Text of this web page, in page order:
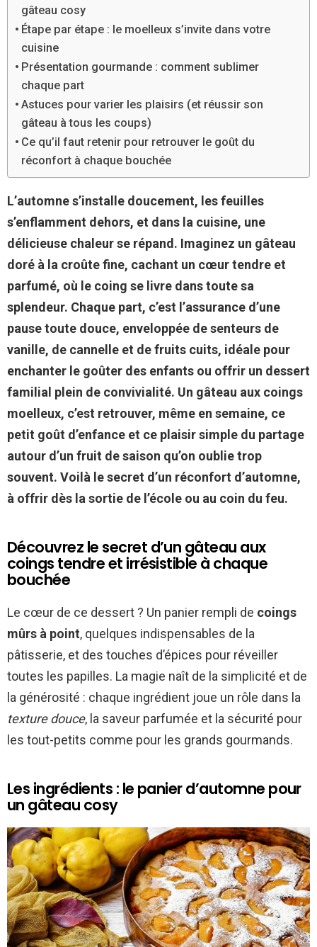
gâteau cosy
Étape par étape : le moelleux s’invite dans votre
cuisine
Présentation gourmande : comment sublimer
chaque part
Astuces pour varier les plaisirs (et réussir son
gâteau à tous les coups)
Ce qu’il faut retenir pour retrouver le goût du
réconfort à chaque bouchée
L’automne s’installe doucement, les feuilles
s’enflamment dehors, et dans la cuisine, une
délicieuse chaleur se répand. Imaginez un gâteau
doré à la croûte fine, cachant un cœur tendre et
parfumé, où le coing se livre dans toute sa
splendeur. Chaque part, c’est l’assurance d’une
pause toute douce, enveloppée de senteurs de
vanille, de cannelle et de fruits cuits, idéale pour
enchanter le goûter des enfants ou offrir un dessert
familial plein de convivialité. Un gâteau aux coings
moelleux, c’est retrouver, même en semaine, ce
petit goût d’enfance et ce plaisir simple du partage
autour d’un fruit de saison qu’on oublie trop
souvent. Voilà le secret d’un réconfort d’automne,
à offrir dès la sortie de l’école ou au coin du feu.
Découvrez le secret d’un gâteau aux
coings tendre et irrésistible à chaque
bouchée
Le cœur de ce dessert ? Un panier rempli de coings
mûrs à point, quelques indispensables de la
pâtisserie, et des touches d’épices pour réveiller
toutes les papilles. La magie naît de la simplicité et de
la générosité : chaque ingrédient joue un rôle dans la
texture douce, la saveur parfumée et la sécurité pour
les tout-petits comme pour les grands gourmands.
Les ingrédients : le panier d’automne pour
un gâteau cosy